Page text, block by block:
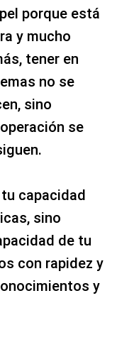
porque está
y mucho
tener en
no se
sino
se
capacidad
sino
de tu
con rapidez y
y